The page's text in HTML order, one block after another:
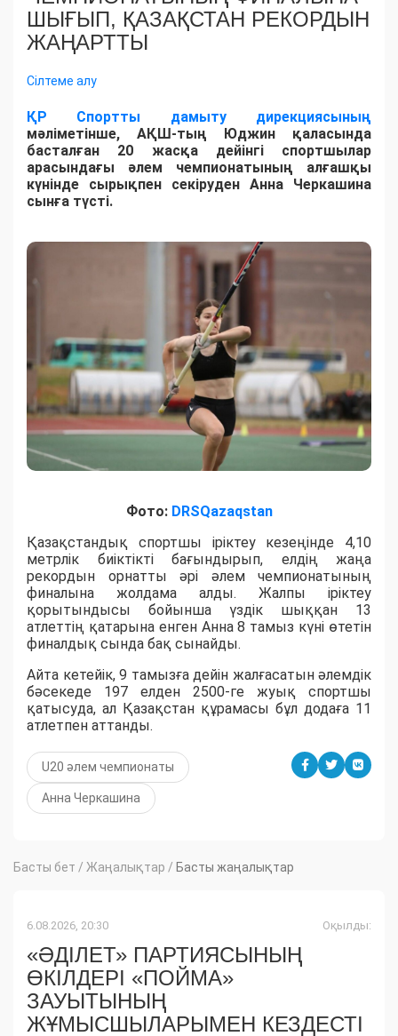
ШЫҒЫП, ҚАЗАҚСТАН РЕКОРДЫН
ЖАҢАРТТЫ
Сілтеме алу
ҚР Спортты дамыту дирекциясының
мәліметінше, АҚШ-тың Юджин қаласында
басталған 20 жасқа дейінгі спортшылар
арасындағы әлем чемпионатының алғашқы
күнінде сырықпен секіруден Анна Черкашина
сынға түсті.
Фото: DRSQazaqstan
Қазақстандық спортшы іріктеу кезеңінде 4,10
метрлік биіктікті бағындырып, елдің жаңа
рекордын орнатты әрі әлем чемпионатының
финалына жолдама алды. Жалпы іріктеу
қорытындысы бойынша үздік шыққан 13
атлеттің қатарына енген Анна 8 тамыз күні өтетін
финалдық сында бақ сынайды.
Айта кетейік, 9 тамызға дейін жалғасатын әлемдік
бәсекеде 197 елден 2500-ге жуық спортшы
қатысуда, ал Қазақстан құрамасы бұл додаға 11
атлетпен аттанды.
U20 әлем чемпионаты
Анна Черкашина
Басты бет / Жаңалықтар / Басты жаңалықтар
6.08.2026, 20:30 Оқылды:
«ӘДІЛЕТ» ПАРТИЯСЫНЫҢ
ӨКІЛДЕРІ «ПОЙМА»
ЗАУЫТЫНЫҢ
ЖҰМЫСШЫЛАРЫМЕН КЕЗДЕСТІ